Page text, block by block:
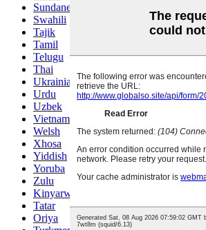
Sundanese
Swahili
Tajik
Tamil
Telugu
Thai
Ukrainian
Urdu
Uzbek
Vietnamese
Welsh
Xhosa
Yiddish
Yoruba
Zulu
Kinyarwanda
Tatar
Oriya